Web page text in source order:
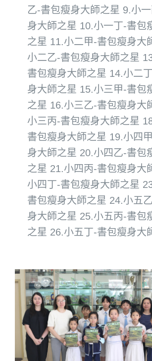
乙-書包瘦身大師之星 9.小
身大師之星 10.小一丁-書包
之星 11.小二甲-書包瘦身大
小二乙-書包瘦身大師之星
書包瘦身大師之星 14.小二
身大師之星 15.小三甲-書包
之星 16.小三乙-書包瘦身大
小三丙-書包瘦身大師之星
書包瘦身大師之星 19.小四
身大師之星 20.小四乙-書包
之星 21.小四丙-書包瘦身大
小四丁-書包瘦身大師之星
書包瘦身大師之星 24.小五
身大師之星 25.小五丙-書包
之星 26.小五丁-書包瘦身大